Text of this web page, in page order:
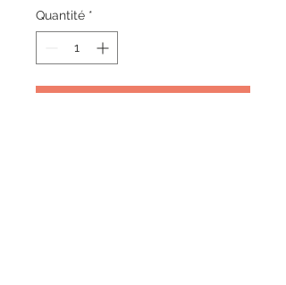
Quantité *